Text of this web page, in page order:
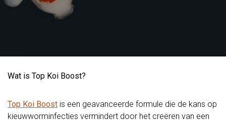
Wat is Top Koi Boost?
Top Koi Boost is een geavanceerde formule die de kans op
kieuwworminfecties vermindert door het creëren van een